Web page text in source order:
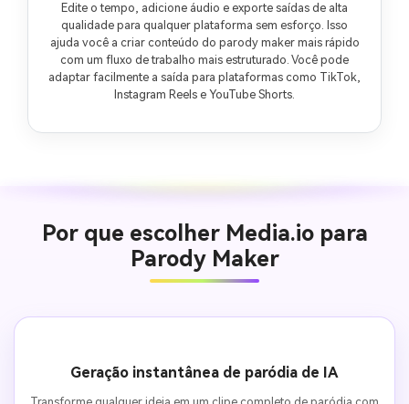
Edite o tempo, adicione áudio e exporte saídas de alta
qualidade para qualquer plataforma sem esforço. Isso
ajuda você a criar conteúdo do parody maker mais rápido
com um fluxo de trabalho mais estruturado. Você pode
adaptar facilmente a saída para plataformas como TikTok,
Instagram Reels e YouTube Shorts.
Por que escolher Media.io para
Parody Maker
Geração instantânea de paródia de IA